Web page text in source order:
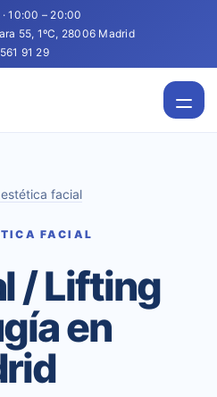
· 10:00 – 20:00
55, 1ºC, 28006 Madrid
91 29
facial
FACIAL
/ Lifting
en